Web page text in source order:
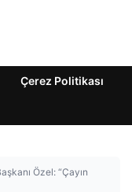
Çerez Politikası
Özel: “Çayın